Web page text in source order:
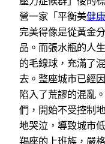
營一家「平衡美健
完美得像是從黃金
品。而張水瓶的人
的毛線球，充滿了
去。整座城市已經
陷入了荒謬的混亂
們，開始不受控制
地哭泣，導致城市
羯座的上班族，嚴